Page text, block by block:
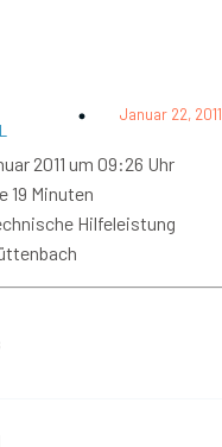
Januar 22, 2011
2011 um 09:26 Uhr
19 Minuten
Hilfeleistung